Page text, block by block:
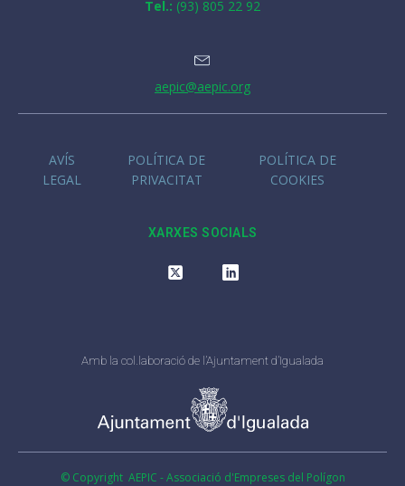
Tel.: (93) 805 22 92
aepic@aepic.org
AVÍS
LEGAL
POLÍTICA DE
PRIVACITAT
POLÍTICA DE
COOKIES
XARXES SOCIALS
Amb la col.laboració de l’Ajuntament d’Igualada
© Copyright AEPIC - Associació d'Empreses del Polígon